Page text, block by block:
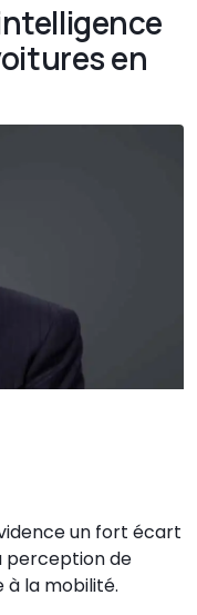
en
un fort écart
perception de
à la mobilité.